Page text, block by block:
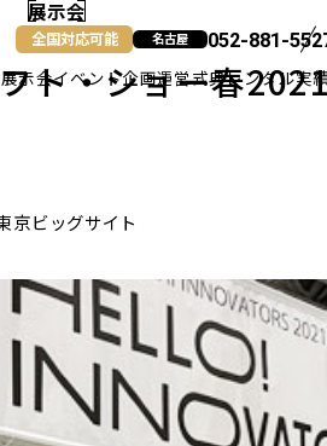
全国対応可能 名古屋 052-881-
展示会イベント企画運営式典レンタル実
展示会
ト・ショー春
京ビッグサイト